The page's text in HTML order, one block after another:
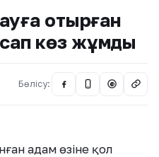
отырған
көз жұмды
Бөлісу: @
адам өзіне қол